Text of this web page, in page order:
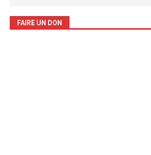
FAIRE UN DON